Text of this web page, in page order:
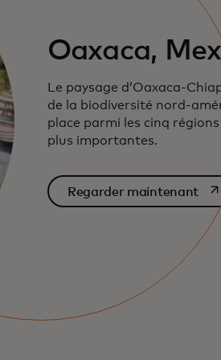
Oaxaca,
Le paysage d’Oaxaca-
de la biodiversité nord-
place parmi les cinq régions
plus importantes.
Regarder maintenant